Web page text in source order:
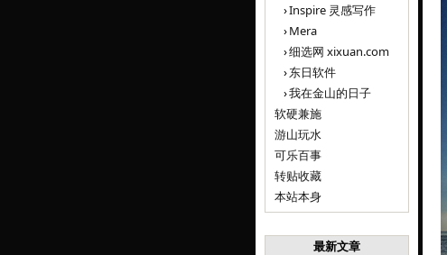
Inspire 灵感写作
Mera
细选网 xixuan.com
东日软件
我在金山的日子
软硬兼施
游山玩水
可乐百事
转贴收藏
本站本身
最新文章